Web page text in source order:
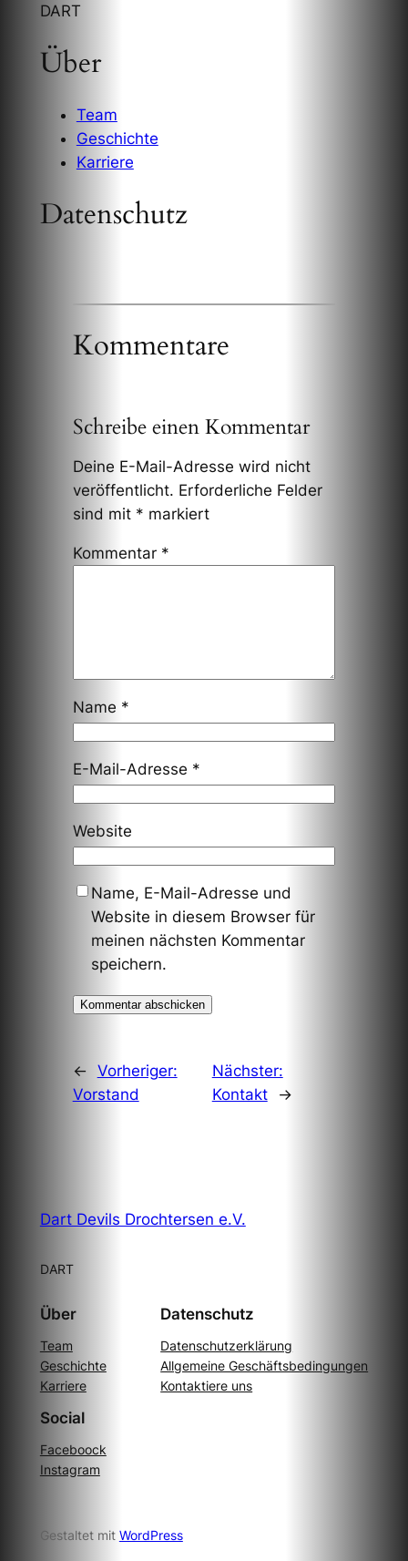
DART
Über
Team
Geschichte
Karriere
Datenschutz
Kommentare
Schreibe einen Kommentar
Deine E-Mail-Adresse wird nicht
veröffentlicht. Erforderliche Felder
sind mit * markiert
Kommentar *
Name *
E-Mail-Adresse *
Website
Name, E-Mail-Adresse und
Website in diesem Browser für
meinen nächsten Kommentar
speichern.
←
Vorheriger:
Vorstand
Nächster:
Kontakt
→
Dart Devils Drochtersen e.V.
DART
Über
Team
Geschichte
Karriere
Datenschutz
Datenschutzerklärung
Allgemeine Geschäftsbedingungen
Kontaktiere uns
Social
Faceboock
Instagram
Gestaltet mit WordPress